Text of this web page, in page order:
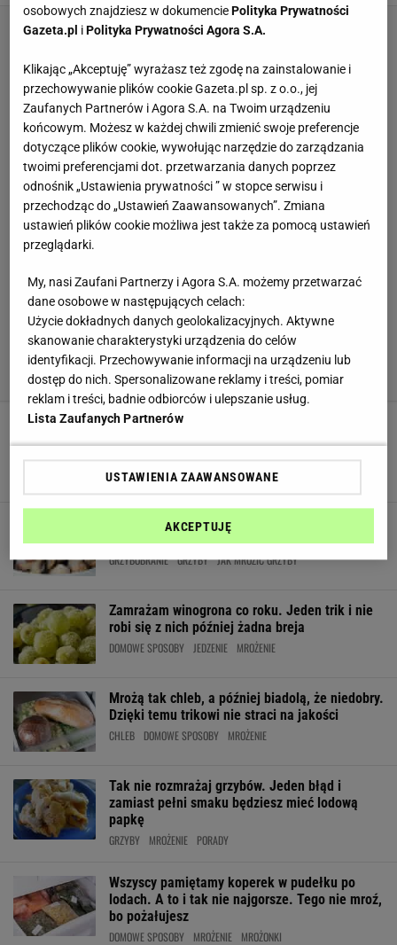
ziemniaków. Nie tracą ani smaku, ani struktury
DOMOWE SPOSOBY JEDZENIE MROŻENIE
Doświadczony grzybiarz zawsze robi to przed
mrożeniem grzybów. Przetrwają bez skazy
GRZYBOBRANIE GRZYBY JAK MROZIC GRZYBY
Zamrażam winogrona co roku. Jeden trik i nie
robi się z nich później żadna breja
DOMOWE SPOSOBY JEDZENIE MROŻENIE
Mrożą tak chleb, a później biadolą, że niedobry.
Dzięki temu trikowi nie straci na jakości
CHLEB DOMOWE SPOSOBY MROŻENIE
Tak nie rozmrażaj grzybów. Jeden błąd i
zamiast pełni smaku będziesz mieć lodową
papkę
GRZYBY MROŻENIE PORADY
Wszyscy pamiętamy koperek w pudełku po
lodach. A to i tak nie najgorsze. Tego nie mroź,
bo pożałujesz
DOMOWE SPOSOBY MROŻENIE MROŻONKI
osobowych znajdziesz w dokumenciePolityka Prywatności
Gazeta.pl iPolityka Prywatności Agora S.A.
Klikając „Akceptuję” wyrażasz też zgodę na zainstalowanie i
przechowywanie plików cookie Gazeta.pl sp. z o.o., jej
Zaufanych Partnerów i Agora S.A. na Twoim urządzeniu
końcowym. Możesz w każdej chwili zmienić swoje preferencje
dotyczące plików cookie, wywołując narzędzie do zarządzania
twoimi preferencjami dot. przetwarzania danych poprzez
odnośnik „Ustawienia prywatności ” w stopce serwisu i
przechodząc do „Ustawień Zaawansowanych”. Zmiana
ustawień plików cookie możliwa jest także za pomocą ustawień
przeglądarki.
My, nasi Zaufani Partnerzy i Agora S.A. możemy przetwarzać
dane osobowe w następujących celach:
Użycie dokładnych danych geolokalizacyjnych. Aktywne
skanowanie charakterystyki urządzenia do celów
identyfikacji. Przechowywanie informacji na urządzeniu lub
dostęp do nich. Spersonalizowane reklamy i treści, pomiar
reklam i treści, badnie odbiorców i ulepszanie usług.
Lista Zaufanych Partnerów
USTAWIENIA ZAAWANSOWANE
AKCEPTUJĘ